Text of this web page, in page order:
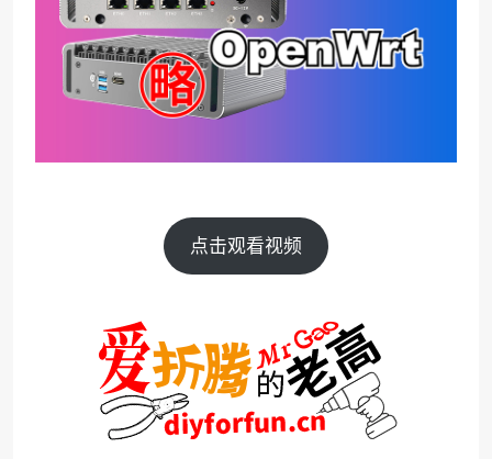
点击观看视频